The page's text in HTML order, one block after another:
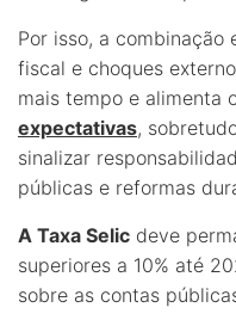
Por isso, a
fiscal e choques
mais tempo e alimenta
expectativas,
sinalizar
públicas e reformas
A Taxa Selic deve
superiores a 10% até
sobre as contas